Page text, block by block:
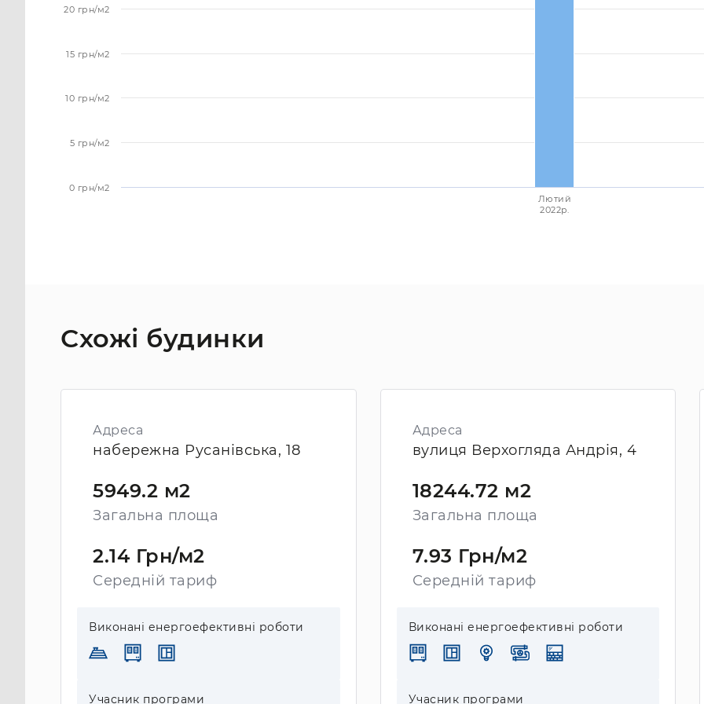
Лютий
2022p.
0 грн/м2
5 грн/м2
10 грн/м2
15 грн/м2
20 грн/м2
Схожі будинки
Адреса
набережна Русанівська, 18
5949.2 м2
Загальна площа
2.14 Грн/м2
Середній тариф
Виконані енергоефективні роботи
Учасник програми
Адреса
вулиця Верхогляда Андрія, 4
18244.72 м2
Загальна площа
7.93 Грн/м2
Середній тариф
Виконані енергоефективні роботи
Учасник програми